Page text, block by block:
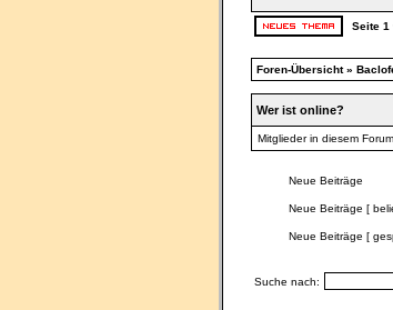
Seite 1
Foren-Übersicht»
Wer ist online?
Mitglieder in diesem
Neue Beiträge
Neue Beiträge [
Neue Beiträge [
Suche nach: